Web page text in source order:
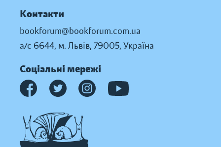
Контакти
bookforum@bookforum.com.ua
а/с 6644, м. Львів, 79005, Україна
Соціальні мережі